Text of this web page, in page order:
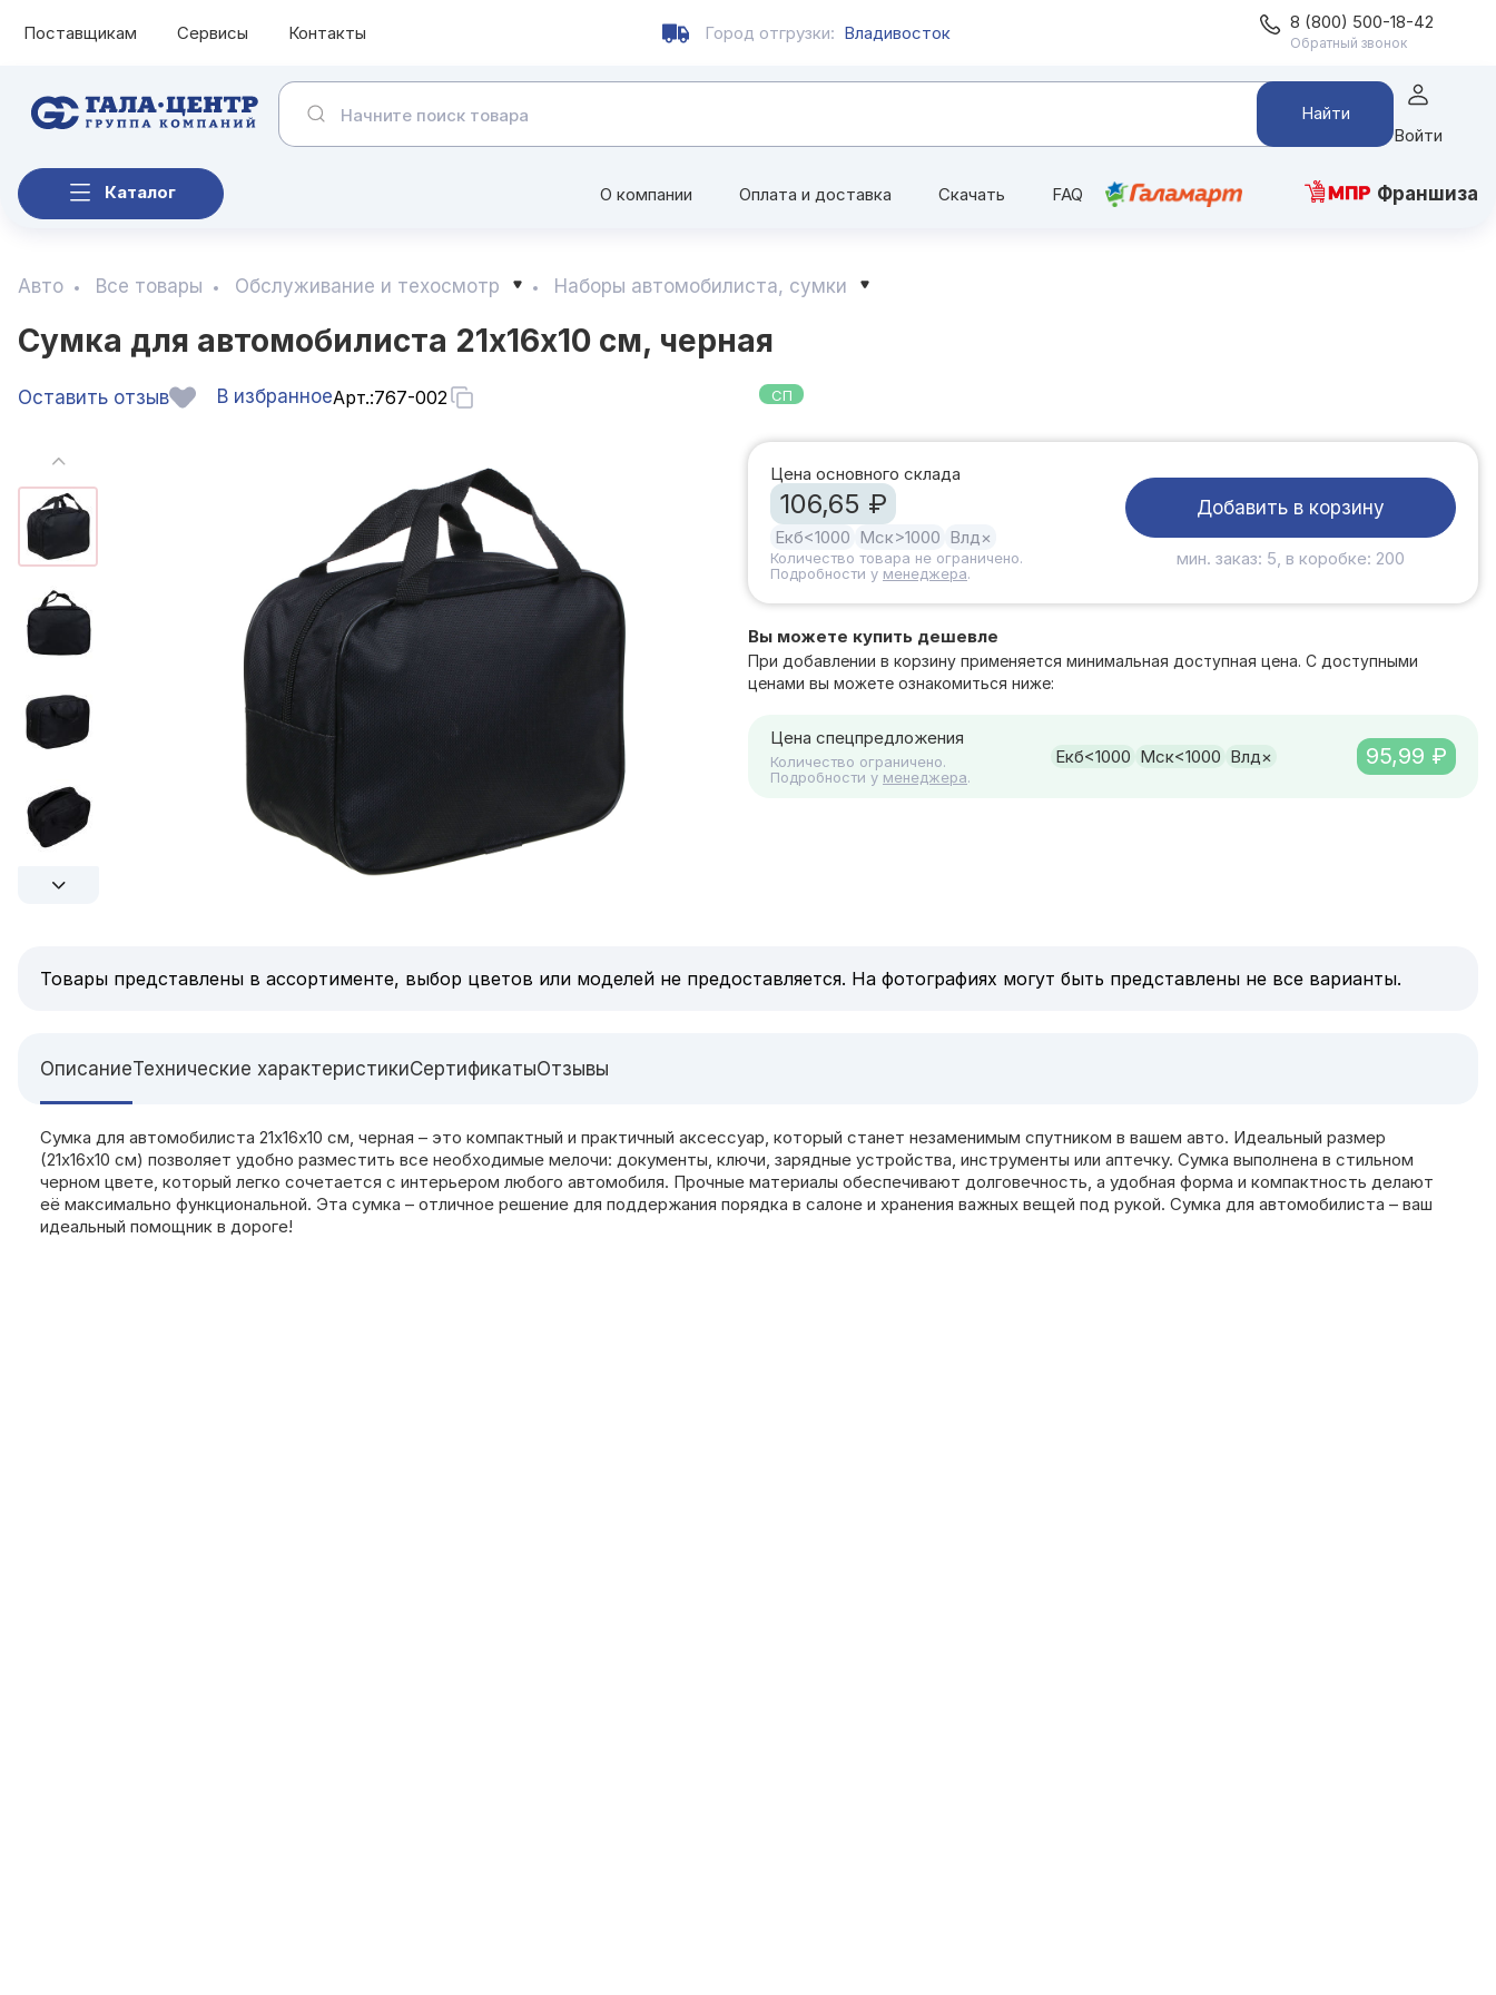
Поставщикам Сервисы Контакты Город отгрузки: Владивосток 8 (800) 500-18-42
Обратный звонок
Найти
Войти
Каталог О компании Оплата и доставка Скачать FAQ Франшиза
Авто Все товары Обслуживание и техосмотр Наборы автомобилиста, сумки
Сумка для автомобилиста 21x16x10 см, черная
Оставить отзыв В избранноеАрт.:767-002 СП
Цена основного склада
106,65 ₽
Екб<1000 Мск>1000 Влд×
Количество товара не ограничено.
Подробности у менеджера.
Добавить в корзину
мин. заказ: 5, в коробке: 200
Вы можете купить дешевле
При добавлении в корзину применяется минимальная доступная цена. С доступными
ценами вы можете ознакомиться ниже:
Цена спецпредложения
Количество ограничено.
Подробности у менеджера.
Екб<1000 Мск<1000 Влд× 95,99 ₽
Товары представлены в ассортименте, выбор цветов или моделей не предоставляется. На фотографиях могут быть представлены не все варианты.
ОписаниеТехнические характеристикиСертификатыОтзывы
Сумка для автомобилиста 21x16x10 см, черная – это компактный и практичный аксессуар, который станет незаменимым спутником в вашем авто. Идеальный размер
(21x16x10 см) позволяет удобно разместить все необходимые мелочи: документы, ключи, зарядные устройства, инструменты или аптечку. Сумка выполнена в стильном
черном цвете, который легко сочетается с интерьером любого автомобиля. Прочные материалы обеспечивают долговечность, а удобная форма и компактность делают
её максимально функциональной. Эта сумка – отличное решение для поддержания порядка в салоне и хранения важных вещей под рукой. Сумка для автомобилиста – ваш
идеальный помощник в дороге!